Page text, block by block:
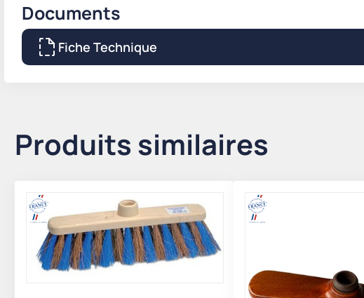
Documents
Fiche Technique
Produits similaires